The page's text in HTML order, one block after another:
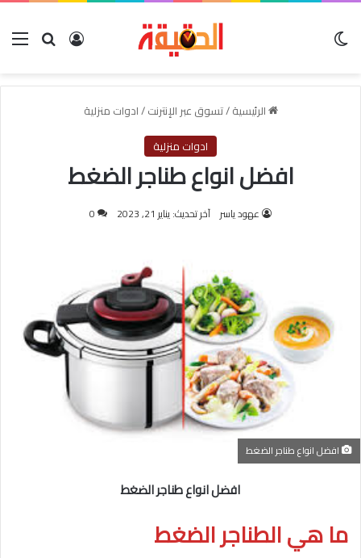
بحث عنتسجيل
الرئيسية/تسوق عبر الإنترنت/ادوات منزلية
ادوات منزلية
افضل انواع طناجر الضغط
عهود ياسر آخر تحديث: يناير 21, 2023 0
افضل انواع طناجر الضغط
افضل انواع طناجر الضغط
ما هي الطناجر الضغط